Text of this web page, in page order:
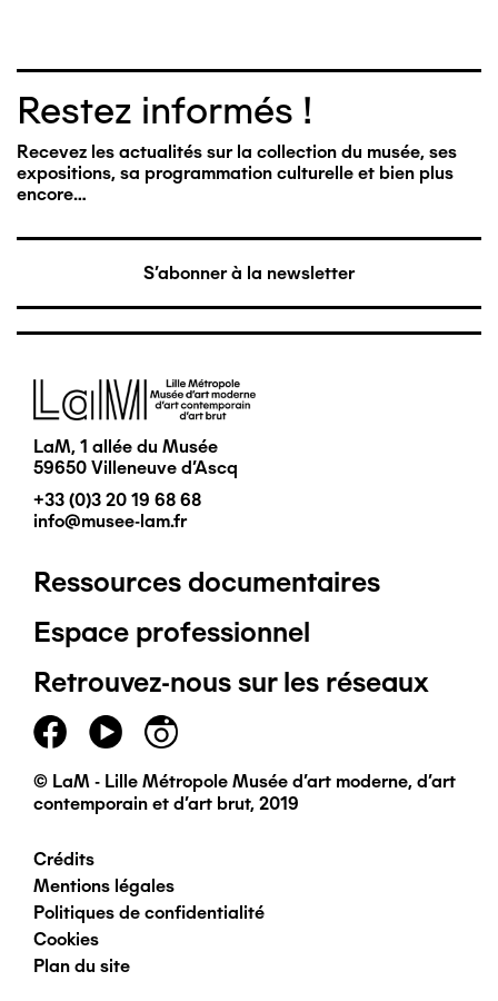
Restez informés !
Recevez les actualités sur la collection du musée, ses
expositions, sa programmation culturelle et bien plus
encore…
S'abonner à la newsletter
Image
LaM, 1 allée du Musée
59650 Villeneuve d'Ascq
+33 (0)3 20 19 68 68
info@musee-lam.fr
Pied
de
page
principal
Ressources documentaires
Espace professionnel
Retrouvez-nous sur les réseaux
© LaM - Lille Métropole Musée d'art moderne, d'art
contemporain et d'art brut, 2019
Pied
de
page
Crédits
Mentions légales
Politiques de confidentialité
Cookies
Plan du site